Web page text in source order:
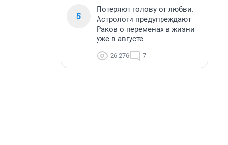
5
Потеряют голову от любви.
Астрологи предупреждают
Раков о переменах в жизни
уже в августе
26 276 7